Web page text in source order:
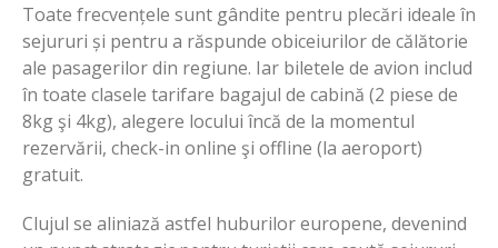
Toate frecvențele sunt gândite pentru plecări ideale în
sejururi și pentru a răspunde obiceiurilor de călătorie
ale pasagerilor din regiune. Iar biletele de avion includ
în toate clasele tarifare bagajul de cabină (2 piese de
8kg şi 4kg), alegere locului încă de la momentul
rezervării, check-in online şi offline (la aeroport)
gratuit.
Clujul se aliniază astfel huburilor europene, devenind